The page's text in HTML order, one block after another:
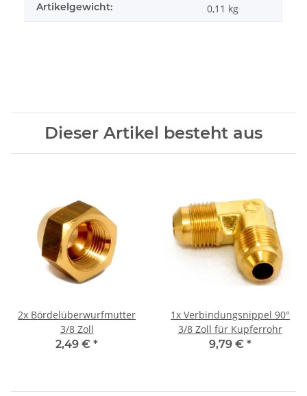
Artikelgewicht: 0,11 kg
Dieser Artikel besteht aus
2x Bördelüberwurfmutter
3/8 Zoll
2,49 € *
1x Verbindungsnippel 90°
3/8 Zoll für Kupferrohr
9,79 € *